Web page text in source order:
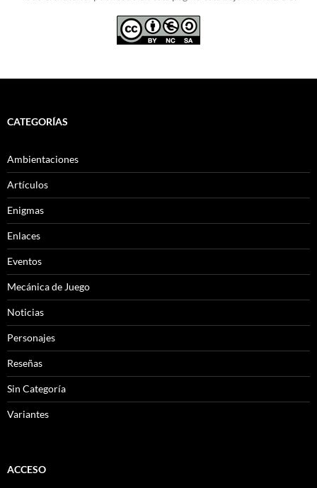
CATEGORÍAS
Ambientaciones
Artículos
Enigmas
Enlaces
Eventos
Mecánica de Juego
Noticias
Personajes
Reseñas
Sin Categoría
Variantes
ACCESO